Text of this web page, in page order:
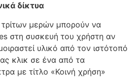
δίκτυα
τρίτων μερών μπορούν να
στη συσκευή του χρήστη αν
υλικό από τον ιστότοπό
κλικ σε ένα από τα
με τίτλο «Κοινή χρήση»